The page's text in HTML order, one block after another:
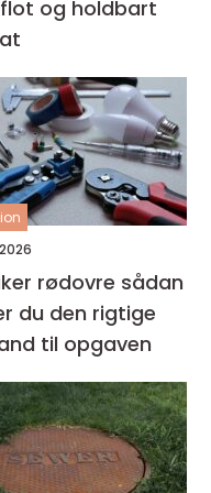
og holdbart
rødovre sådan
du den rigtige
til opgaven